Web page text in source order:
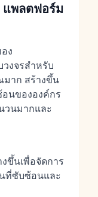
แพลตฟอร์ม
ง
งจรสำหรับ
มาก สร้างขึ้น
นขององค์กร
วนมากและ
ขึ้นเพื่อจัดการ
ที่ซับซ้อนและ